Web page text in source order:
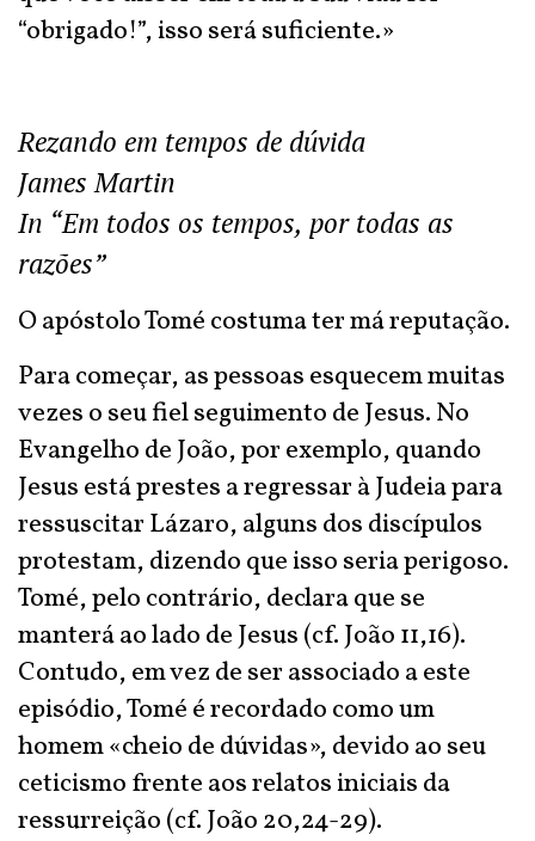
“obrigado!”, isso será suficiente.»
Rezando em tempos de dúvida
James Martin
In “Em todos os tempos, por todas as
razões”
O apóstolo Tomé costuma ter má reputação.
Para começar, as pessoas esquecem muitas
vezes o seu fiel seguimento de Jesus. No
Evangelho de João, por exemplo, quando
Jesus está prestes a regressar à Judeia para
ressuscitar Lázaro, alguns dos discípulos
protestam, dizendo que isso seria perigoso.
Tomé, pelo contrário, declara que se
manterá ao lado de Jesus (cf. João 11,16).
Contudo, em vez de ser associado a este
episódio, Tomé é recordado como um
homem «cheio de dúvidas», devido ao seu
ceticismo frente aos relatos iniciais da
ressurreição (cf. João 20,24-29).